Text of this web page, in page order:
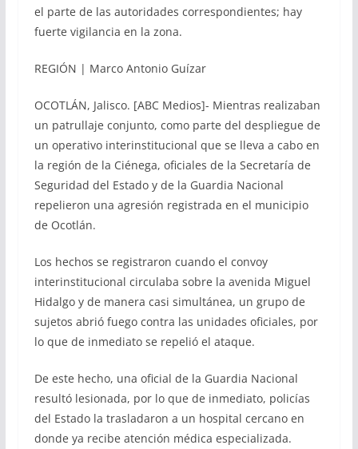
el parte de las autoridades correspondientes; hay
fuerte vigilancia en la zona.
REGIÓN | Marco Antonio Guízar
OCOTLÁN, Jalisco. [ABC Medios]- Mientras realizaban
un patrullaje conjunto, como parte del despliegue de
un operativo interinstitucional que se lleva a cabo en
la región de la Ciénega, oficiales de la Secretaría de
Seguridad del Estado y de la Guardia Nacional
repelieron una agresión registrada en el municipio
de Ocotlán.
Los hechos se registraron cuando el convoy
interinstitucional circulaba sobre la avenida Miguel
Hidalgo y de manera casi simultánea, un grupo de
sujetos abrió fuego contra las unidades oficiales, por
lo que de inmediato se repelió el ataque.
De este hecho, una oficial de la Guardia Nacional
resultó lesionada, por lo que de inmediato, policías
del Estado la trasladaron a un hospital cercano en
donde ya recibe atención médica especializada.